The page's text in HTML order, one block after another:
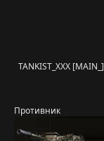
TANKIST_XXX [MAIN_]
Противник